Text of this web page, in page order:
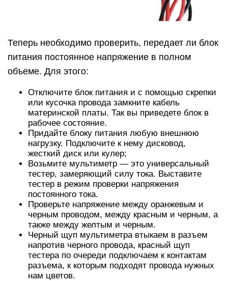
Теперь необходимо проверить, передает ли блок
питания постоянное напряжение в полном
объеме. Для этого:
Отключите блок питания и с помощью скрепки
или кусочка провода замкните кабель
материнской платы. Так вы приведете блок в
рабочее состояние.
Придайте блоку питания любую внешнюю
нагрузку. Подключите к нему дисковод,
жесткий диск или кулер;
Возьмите мультиметр — это универсальный
тестер, замеряющий силу тока. Выставите
тестер в режим проверки напряжения
постоянного тока.
Проверьте напряжение между оранжевым и
черным проводом, между красным и черным, а
также между желтым и черным.
Черный щуп мультиметра втыкаем в разъем
напротив черного провода, красный щуп
тестера по очереди подключаем к контактам
разъема, к которым подходят провода нужных
нам цветов.